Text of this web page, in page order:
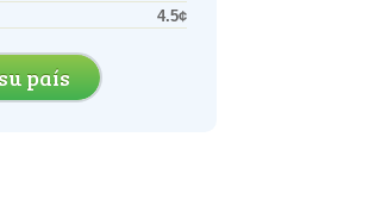
4.5¢
país